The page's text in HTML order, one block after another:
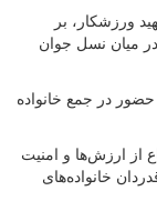
ورزشکار، بر
میان نسل جوان
در جمع خانواده
از ارزش‌ها و امنیت
خانواده‌های